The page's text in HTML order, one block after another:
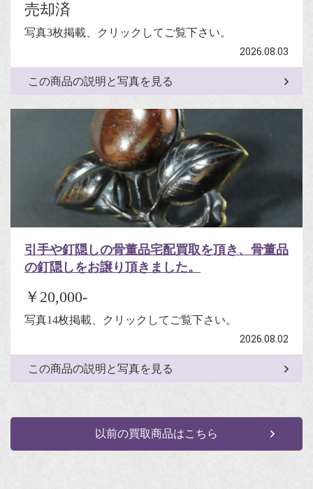
売却済
写真3枚掲載、クリックしてご覧下さい。
2026.08.03
この商品の説明と写真を見る
引手や釘隠しの骨董品宅配買取を頂き、骨董品
の釘隠しをお譲り頂きました。
￥20,000-
写真14枚掲載、クリックしてご覧下さい。
2026.08.02
この商品の説明と写真を見る
以前の買取商品はこちら